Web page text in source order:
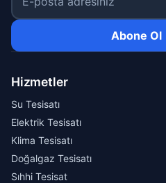
Abone Ol
Hizmetler
Su Tesisatı
Elektrik Tesisatı
Klima Tesisatı
Doğalgaz Tesisatı
Sıhhi Tesisat